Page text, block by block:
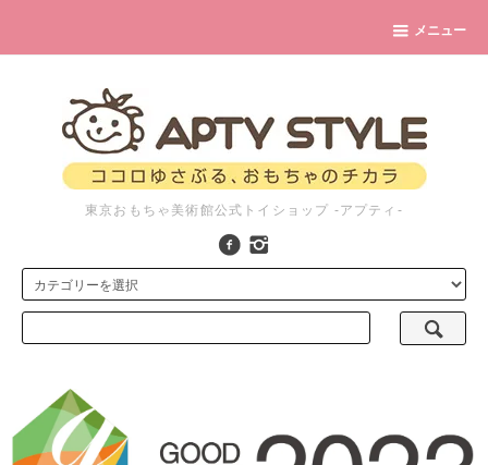
メニュー
東京おもちゃ美術館公式トイショップ -アプティ-